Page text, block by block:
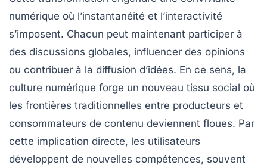
numérique où l’instantanéité et l’interactivité
s’imposent. Chacun peut maintenant participer à
des discussions globales, influencer des opinions
ou contribuer à la diffusion d’idées. En ce sens, la
culture numérique forge un nouveau tissu social où
les frontières traditionnelles entre producteurs et
consommateurs de contenu deviennent floues. Par
cette implication directe, les utilisateurs
développent de nouvelles compétences, souvent